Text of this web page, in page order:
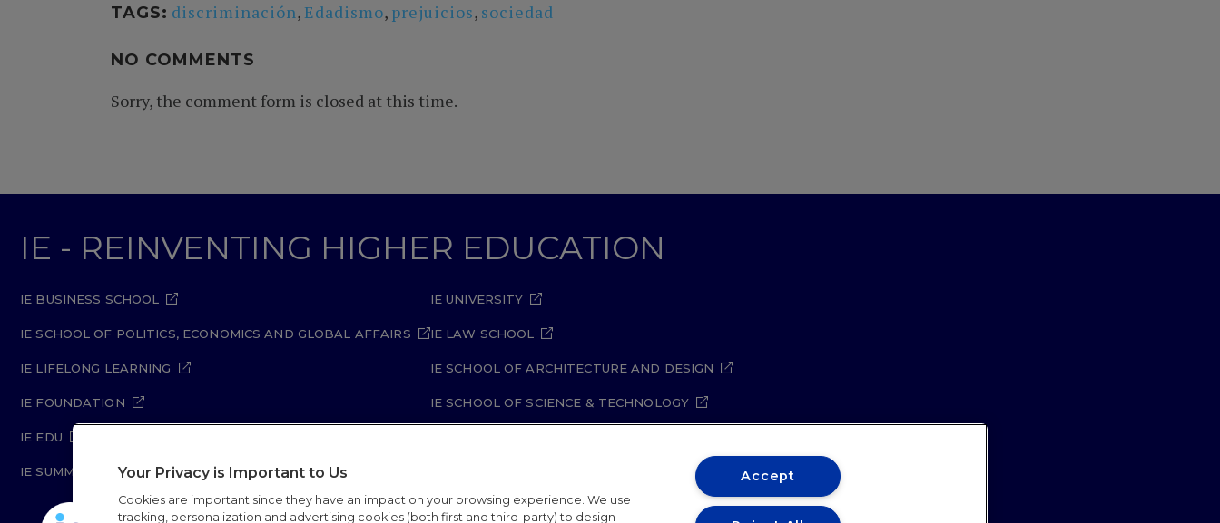
TAGS: discriminación,Edadismo, prejuicios, sociedad
NO COMMENTS
Sorry, the comment form is closed at this time.
IE - REINVENTING HIGHER EDUCATION
IE BUSINESS SCHOOL
IE SCHOOL OF POLITICS, ECONOMICS AND GLOBAL AFFAIRS
IE LIFELONG LEARNING
IE FOUNDATION
IE EDU
IE SUMMER SCHOOL
IE UNIVERSITY
IE LAW SCHOOL
IE SCHOOL OF ARCHITECTURE AND DESIGN
IE SCHOOL OF SCIENCE & TECHNOLOGY
Your Privacy is Important to Us
Cookies are important since they have an impact on your browsing experience. We use
tracking, personalization and advertising cookies (both first and third-party) to design
Accept